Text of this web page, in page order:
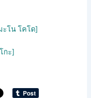
ะโน โคโด]
กะ]